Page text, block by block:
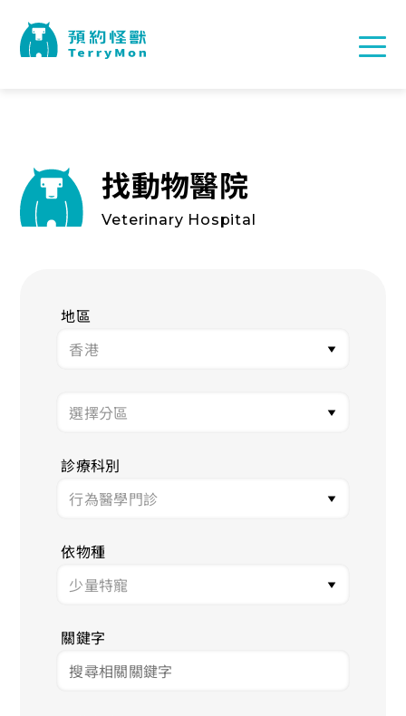
找動物醫院
Veterinary Hospital
地區
診療科別
依物種
關鍵字